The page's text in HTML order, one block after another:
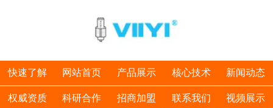
快速了解 网站首页 产品展示 核心技术 新闻动态
权威资质 科研合作 招商加盟 联系我们 视频展示